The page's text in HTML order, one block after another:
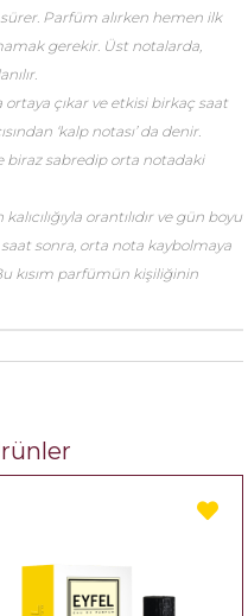
Parfüm alırken hemen ilk
gerekir. Üst notalarda,
çıkar ve etkisi birkaç saat
‘kalp notası’ da denir.
biraz sabredip orta notadaki
orantılıdır ve gün boyu
saat sonra, orta nota kaybolmaya
kısım parfümün kişiliğinin